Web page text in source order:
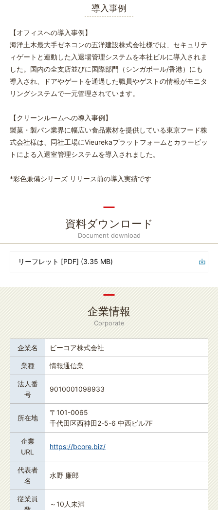
導入事例
【オフィスへの導入事例】
海洋土木最大手ゼネコンの五洋建設株式会社様では、セキュリテ
ィゲートと連動した入退場管理システムを本社ビルに導入されま
した。国内の全支店並びに国際部門（シンガポール/香港）にも
導入され、ドアやゲートを通過した職員やゲストの情報がモニタ
リングシステムで一元管理されています。
【クリーンルームへの導入事例】
製菓・製パン業界に幅広い食品素材を提供している東京フード株
式会社様は、同社工場にVieurekaプラットフォームとカラービッ
トによる入退室管理システムを導入されました。
*彩色兼備シリーズ リリース前の導入実績です
資料ダウンロード
Document download
リーフレット [PDF] (3.35 MB)
企業情報
Corporate
企業名 ビーコア株式会社
業種 情報通信業
法人番
号
9010001098933
所在地
〒101-0065
千代田区西神田2-5-6 中西ビル7F
企業
URL
https://bcore.biz/
代表者
名
水野 廉郎
従業員
～10人未満